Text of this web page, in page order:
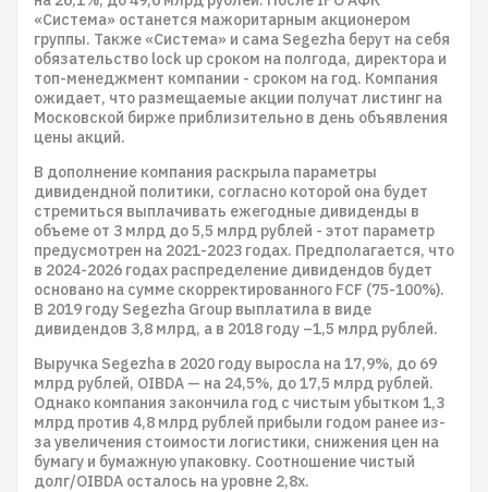
«Система» останется мажоритарным акционером
группы. Также «Система» и сама Segezha берут на себя
обязательство lock up сроком на полгода, директора и
топ-менеджмент компании - сроком на год. Компания
ожидает, что размещаемые акции получат листинг на
Московской бирже приблизительно в день объявления
цены акций.
В дополнение компания раскрыла параметры
дивидендной политики, согласно которой она будет
стремиться выплачивать ежегодные дивиденды в
объеме от 3 млрд до 5,5 млрд рублей - этот параметр
предусмотрен на 2021-2023 годах. Предполагается, что
в 2024-2026 годах распределение дивидендов будет
основано на сумме скорректированного FCF (75-100%).
В 2019 году Segezha Group выплатила в виде
дивидендов 3,8 млрд, а в 2018 году –1,5 млрд рублей.
Выручка Segezha в 2020 году выросла на 17,9%, до 69
млрд рублей, OIBDA — на 24,5%, до 17,5 млрд рублей.
Однако компания закончила год с чистым убытком 1,3
млрд против 4,8 млрд рублей прибыли годом ранее из-
за увеличения стоимости логистики, снижения цен на
бумагу и бумажную упаковку. Соотношение чистый
долг/OIBDA осталось на уровне 2,8х.